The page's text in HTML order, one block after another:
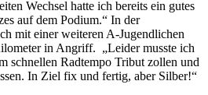
Wechsel hatte ich bereits ein gutes
auf dem Podium.“ In der
mit einer weiteren A-Jugendlichen
in Angriff. „Leider musste ich
schnellen Radtempo Tribut zollen und
In Ziel fix und fertig, aber Silber!“